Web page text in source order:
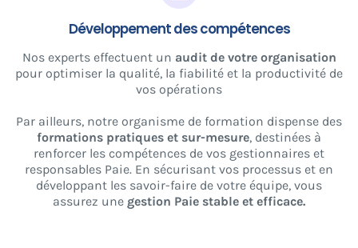
Développement des compétences
Nos experts effectuent un audit de votre organisation
pour optimiser la qualité, la fiabilité et la productivité de
vos opérations
Par ailleurs, notre organisme de formation dispense des
formations pratiques et sur-mesure, destinées à
renforcer les compétences de vos gestionnaires et
responsables Paie. En sécurisant vos processus et en
développant les savoir-faire de votre équipe, vous
assurez une gestion Paie stable et efficace.